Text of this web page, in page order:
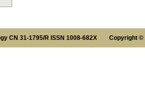
CN 31-1795/R ISSN 1008-682X